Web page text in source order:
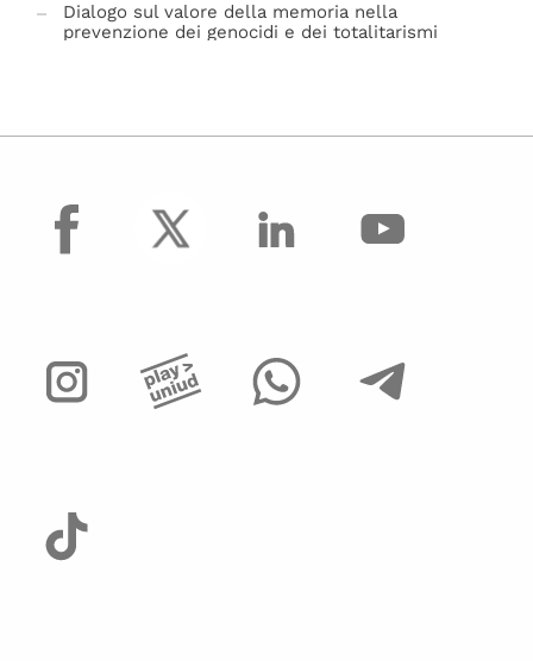
Dialogo sul valore della memoria nella
prevenzione dei genocidi e dei totalitarismi
facebook